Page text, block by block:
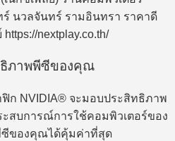
ธิภาพพีซีของคุณ
ก NVIDIA® จะมอบประสิทธิภาพ
สบการณ์การใช้คอมพิวเตอร์ของ
ของคุณได้คุ้มค่าที่สุด